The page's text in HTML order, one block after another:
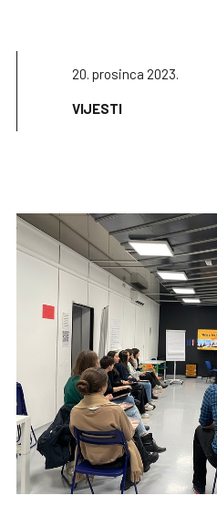
20. prosinca 2023.
VIJESTI